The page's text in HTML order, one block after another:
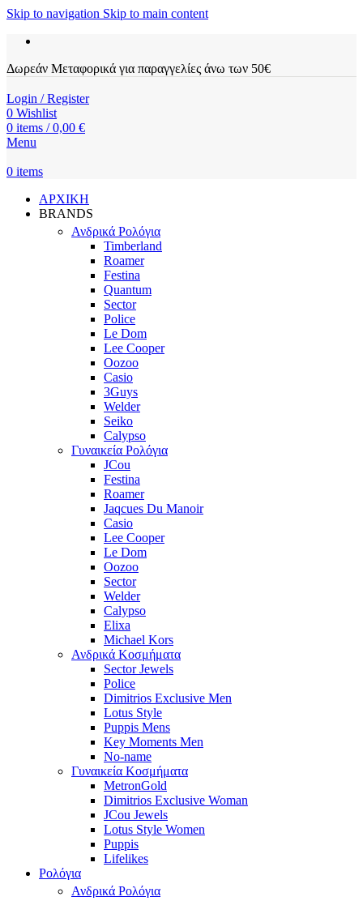
Skip to navigation Skip to main content
Δωρεάν Μεταφορικά για παραγγελίες άνω των 50€
Login / Register
0 Wishlist
0 items / 0,00 €
Menu
0 items
ΑΡΧΙΚΗ
BRANDS
Ανδρικά Ρολόγια
Timberland
Roamer
Festina
Quantum
Sector
Police
Le Dom
Lee Cooper
Oozoo
Casio
3Guys
Welder
Seiko
Calypso
Γυναικεία Ρολόγια
JCou
Festina
Roamer
Jaqcues Du Manoir
Casio
Lee Cooper
Le Dom
Oozoo
Sector
Welder
Calypso
Elixa
Michael Kors
Ανδρικά Κοσμήματα
Sector Jewels
Police
Dimitrios Exclusive Men
Lotus Style
Puppis Mens
Key Moments Men
No-name
Γυναικεία Κοσμήματα
MetronGold
Dimitrios Exclusive Woman
JCou Jewels
Lotus Style Women
Puppis
Lifelikes
Ρολόγια
Ανδρικά Ρολόγια